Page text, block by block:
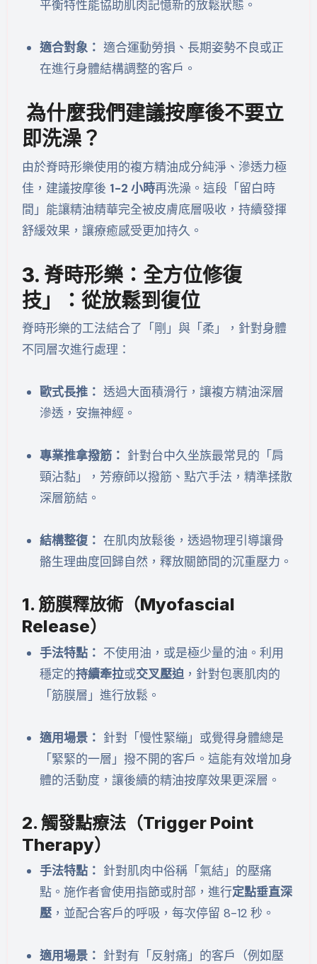
平衡特性能協助肌肉記憶新的放鬆狀態。
適合對象： 適合運動勞損、長期姿勢不良或正
在進行身體結構調整的客戶。
為什麼我們建議按摩後不要立
即洗澡？
由於脊時形樂使用的複方精油成分純淨、滲透力極
佳，建議按摩後 1-2 小時再洗澡。這段「留白時
間」能讓精油精華完全被皮膚底層吸收，持續發揮
舒緩效果，讓療癒感受更加持久。
3. 脊時形樂：全方位修復
技」：從放鬆到復位
脊時形樂的工法結合了「剛」與「柔」，針對身體
不同層次進行處理：
歐式長推： 透過大面積滑行，讓複方精油深層
滲透，安撫神經。
專業推拿撥筋： 針對台中久坐族最常見的「肩
頸沾黏」，芳療師以撥筋、點穴手法，精準揉散
深層筋結。
結構整復： 在肌肉放鬆後，透過物理引導讓骨
骼生理曲度回歸自然，釋放關節間的沉重壓力。
1. 筋膜釋放術（Myofascial
Release）
手法特點： 不使用油，或是極少量的油。利用
穩定的持續牽拉或交叉壓迫，針對包裹肌肉的
「筋膜層」進行放鬆。
適用場景： 針對「慢性緊繃」或覺得身體總是
「緊緊的一層」撥不開的客戶。這能有效增加身
體的活動度，讓後續的精油按摩效果更深層。
2. 觸發點療法（Trigger Point
Therapy）
手法特點： 針對肌肉中俗稱「氣結」的壓痛
點。施作者會使用指節或肘部，進行定點垂直深
壓 ，並配合客戶的呼吸，每次停留 8-12 秒。
適用場景： 針對有「反射痛」的客戶（例如壓